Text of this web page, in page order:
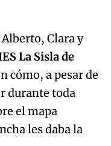
durante toda
el mapa
les daba la
y es que
entrega del